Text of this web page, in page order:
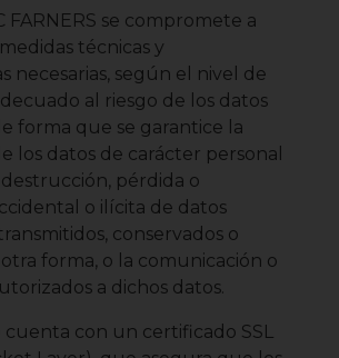
FARNERS se compromete a
técnicas y
necesarias, según el nivel de
al riesgo de los datos
forma que se garantice la
los datos de carácter personal
pérdida o
o ilícita de datos
conservados o
forma, o la comunicación o
a dichos datos.
cuenta con un certificado SSL